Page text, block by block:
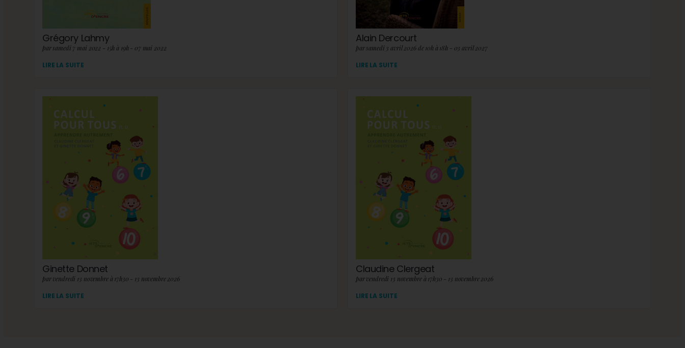
Grégory Lahmy
par samedi 7 mai 2022 - 15h à 19h - 07 mai 2022
LIRE LA SUITE
Alain Dercourt
par samedi 3 avril 2026 de 10h à 18h - 03 avril 2027
LIRE LA SUITE
Ginette Donnet
par vendredi 13 novembre à 17h30 - 13 novembre 2026
LIRE LA SUITE
Claudine Clergeat
par vendredi 13 novembre à 17h30 - 13 novembre 2026
LIRE LA SUITE